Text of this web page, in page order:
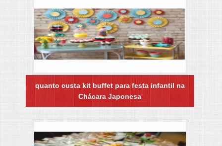
quanto custa kit buffet para festa infantil na
Chácara Japonesa